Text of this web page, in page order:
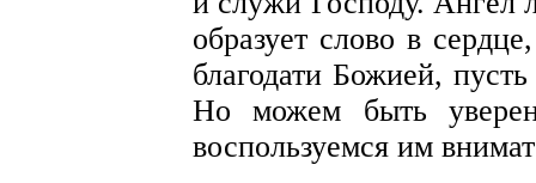
образует слово в
благодати Божией,
Но можем быть
воспользуемся им